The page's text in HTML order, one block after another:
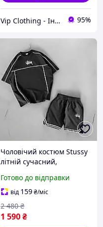
Vip Clothing - Інтернет магазин брендового одягу 95%
Чоловічий костюм Stussy
літній сучасний,
Стуссі з бавовни, Люксові
шорти та футболка для
занять спортом
Готово до відправки
від 159₴/міс
1 590₴
2 480 ₴